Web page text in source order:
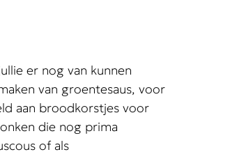
er nog van kunnen
van groentesaus, voor
aan broodkorstjes voor
die nog prima
of als